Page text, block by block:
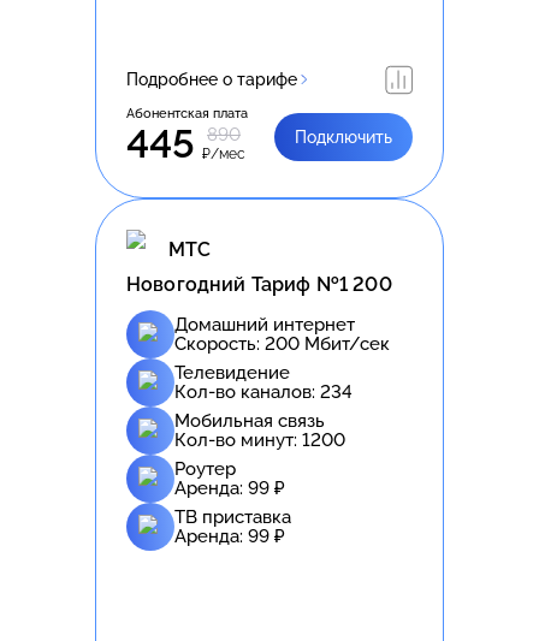
Подробнее о тарифе
Абонентская плата
445 890
₽/мес
Подключить
МТС
Новогодний Тариф №1 200
Домашний интернет
Скорость: 200 Мбит/сек
Телевидение
Кол-во каналов: 234
Мобильная связь
Кол-во минут: 1200
Роутер
Аренда: 99 ₽
ТВ приставка
Аренда: 99 ₽